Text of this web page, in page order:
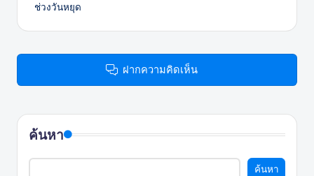
ช่วงวันหยุด
ฝากความคิดเห็น
ค้นหา
ค้นหา